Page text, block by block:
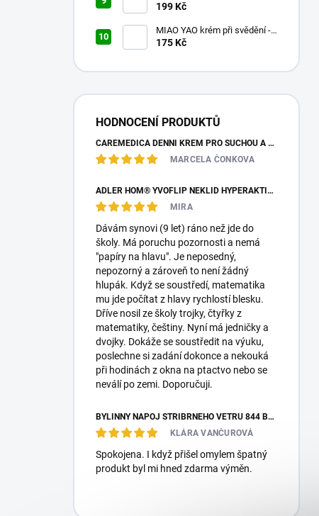
Jiom Pei Pa Koa
199 Kč
MIAO YAO krém při svědění -
Miao Fang Qi Yang Jing - 15g
175 Kč
HODNOCENÍ PRODUKTŮ
CAREMEDICA DENNÍ KRÉM PRO SUCHOU A CITLIVOU PLEŤ 50ML
MARCELA ČONKOVA
ADLER HOM® YVOFLIP NEKLID HYPERAKTIVITA GLOBULE 10G
MIRA
Dávám synovi (9 let) ráno než jde do
školy. Má poruchu pozornosti a nemá
"papíry na hlavu". Je neposedný,
nepozorný a zároveň to není žádný
hlupák. Když se soustředí, matematika
mu jde počítat z hlavy rychlostí blesku.
Dříve nosil ze školy trojky, čtyřky z
matematiky, češtiny. Nyní má jedničky a
dvojky. Dokáže se soustředit na výuku,
poslechne si zadání dokonce a nekouká
při hodinách z okna na ptactvo nebo se
neválí po zemi. Doporučuji.
BYLINNÝ NÁPOJ STŘÍBRNÉHO VĚTRU 844 BO HE CHA 100G
KLÁRA VANČUROVÁ
Spokojena. I když přišel omylem špatný
produkt byl mi hned zdarma výměn.